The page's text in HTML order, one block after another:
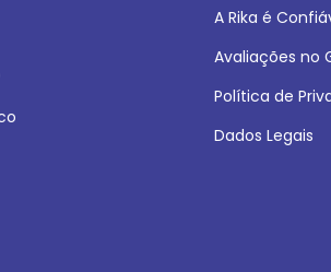
A Rika é
Avaliações no
Política de
Dados Legais